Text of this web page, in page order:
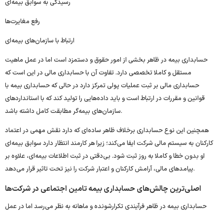
رسیدگی به سوابق بیمه‌ای
رفع مغایرت‌ها
ارتباط با سازمان‌های بیمه‌ای
حسابداری بیمه در ظاهر بخشی از امور حقوق و دستمزد است اما در عمل ماهیت
مستقل و کاملا تخصصی دارد. تفاوت آن با حسابداری مالی در این است که
حسابداری مالی بر ثبت عملیات پولی تمرکز دارد در حالی که حسابداری بیمه با
قوانین و مقررات در ارتباط است و باید داده‌هایی را تولید کند که با استانداردهای
سازمان‌های بیمه‌گر مطابقت کامل داشته باشد.
همچنین این نوع حسابداری برخلاف ظاهر ساده‌ای که دارد نقش مهمی در اعتماد
کارکنان به سیستم مالی شرکت ایفا می‌کند؛ زیرا هر کارمند انتظار دارد سوابق بیمه‌ای
او بدون خطا و کاملا به‌ روز ثبت شود. بی‌دقتی در ثبت اطلاعات بیمه‌ای، علاوه بر
پیامدهای مالی، آرامش کارکنان و اعتبار شرکت را نیز تحت تاثیر قرار می‌دهد.
اصلی‌ترین چالش‌های حسابداری بیمه تامین اجتماعی در شرکت‌ها
حسابداری بیمه در ظاهر فرآیندی تکرارشونده و ماهانه به نظر می‌رسد اما در عمل